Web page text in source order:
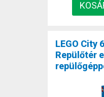
LEGO City
Repülőtér